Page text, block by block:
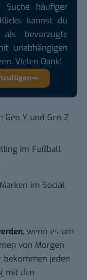
häufiger
kannst du
bevorzugte
unabhängigen
Vielen Dank!
Y und Gen Z
im Fußball
im Social
, wenn es um
von Morgen
bekommen jeden
mit den